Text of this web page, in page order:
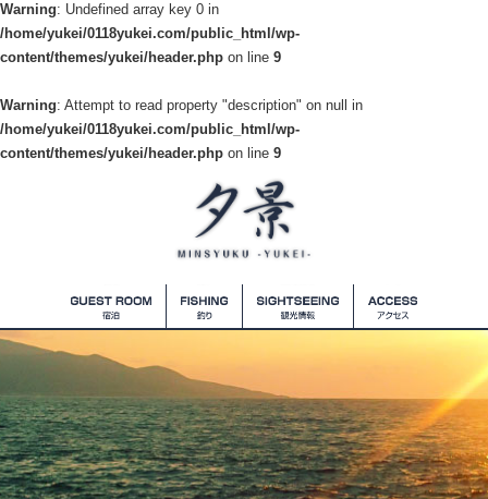
Warning: Undefined array key 0 in
/home/yukei/0118yukei.com/public_html/wp-
content/themes/yukei/header.php on line 9
Warning: Attempt to read property "description" on null in
/home/yukei/0118yukei.com/public_html/wp-
content/themes/yukei/header.php on line 9